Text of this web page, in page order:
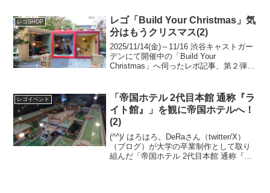
玉の三井淳平さん(twitter)...
レゴSHOP
レゴ「Build Your Christmas」気
分はもうクリスマス(2)
2025/11/14(金)～11/16 渋谷キャストガー
デンにて開催中の「Build Your
Christmas」へ伺ったレポ記事、第２弾で
事レゴショ...
レゴイベント
「帝国ホテル 2代目本館 通称『ラ
イト館』」を観に帝国ホテルへ！
(2)
(^^)/ はろはろ。DeRaさん（twitter/X）
（ブログ）が大学の卒業制作として取り
組んだ「帝国ホテル 2代目本館 通称『ラ